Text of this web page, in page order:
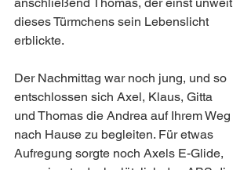
dieses Türmchens sein Lebenslicht
erblickte.
Der Nachmittag war noch jung, und so
entschlossen sich Axel, Klaus, Gitta
und Thomas die Andrea auf Ihrem Weg
nach Hause zu begleiten. Für etwas
Aufregung sorgte noch Axels E-Glide,